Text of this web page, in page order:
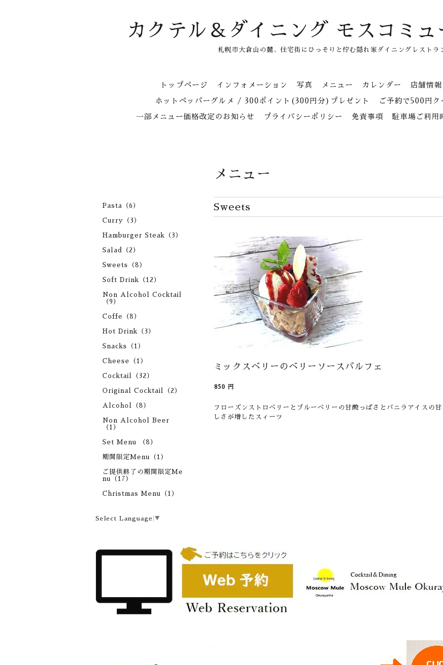
カクテル＆ダイニング モスコミュ
札幌市大倉山の麓、住宅街にひっそりと佇む隠れ家ダイニングレストラ
トップページ インフォメーション 写真 メニュー カレンダー 店舗情報
ホットペッパーグルメ / 300ポイント(300円分)プレゼント ご予約で500円ク
一部メニュー価格改定のお知らせ プライバシーポリシー 免責事項 駐車場ご利用
メニュー
Sweets
ミックスベリーのベリーソースパルフェ
850 円
フローズンストロベリーとブルーベリーの甘酸っぱさとバニラアイスの
しさが増したスィーツ
Pasta（6）
Curry（3）
Hamburger Steak（3）
Salad（2）
Sweets（8）
Soft Drink（12）
Non Alcohol Cocktail
（9）
Coffe（8）
Hot Drink（3）
Snacks（1）
Cheese（1）
Cocktail（32）
Original Cocktail（2）
Alcohol（8）
Non Alcohol Beer
（1）
Set Menu （8）
期間限定Menu（1）
ご提供終了の期間限定Me
nu（17）
Christmas Menu（1）
Select Language ▼